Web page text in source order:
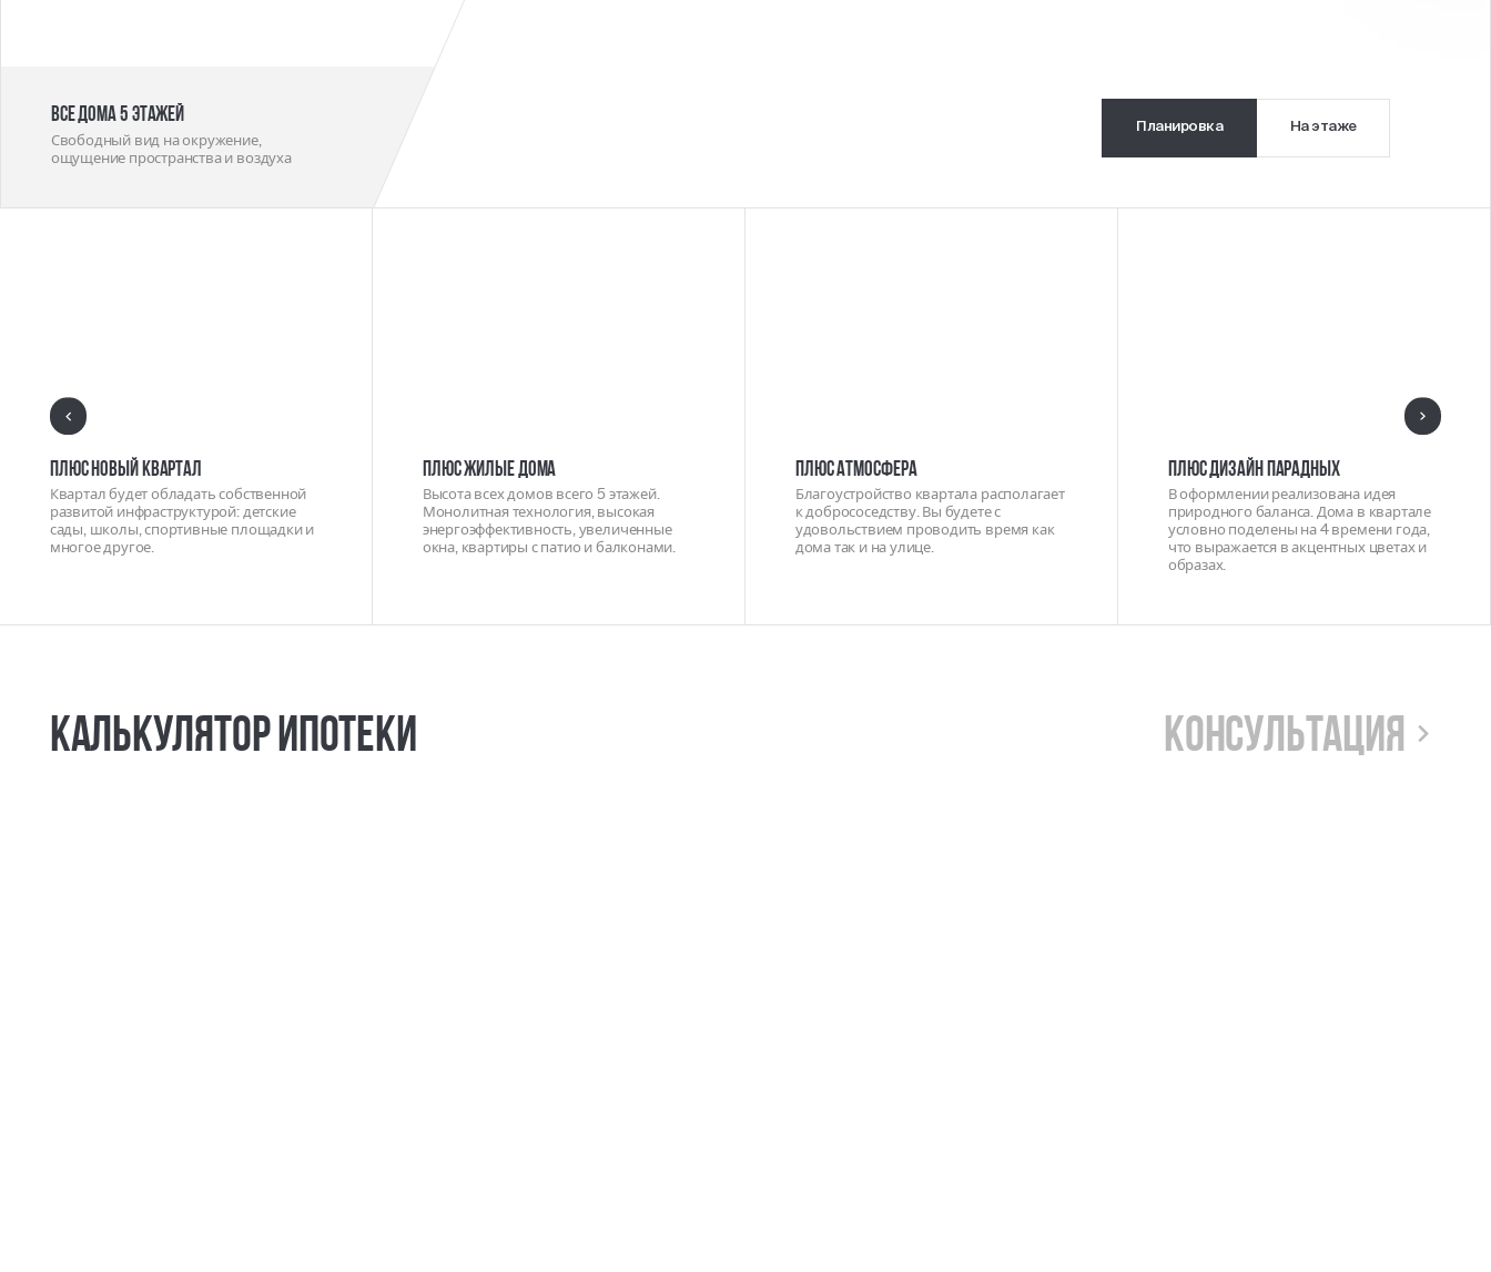
Все дома 5 этажей
Свободный вид на окружение,
ощущение пространства и воздуха
пространством для командных игр
Планировка На этаже
ПЛЮС НОВЫЙ КВАРТАЛ
Квартал будет обладать собственной
развитой инфраструктурой: детские
сады, школы, спортивные площадки и
многое другое.
ПЛЮС ЖИЛЫЕ ДОМА
Высота всех домов всего 5 этажей.
Монолитная технология, высокая
энергоэффективность, увеличенные
окна, квартиры с патио и балконами.
ПЛЮС АТМОСФЕРА
Благоустройство квартала располагает
к добрососедству. Вы будете с
удовольствием проводить время как
дома так и на улице.
ПЛЮС ДИЗАЙН ПАРАДНЫХ
В оформлении реализована идея
природного баланса. Дома в квартале
условно поделены на 4 времени года,
что выражается в акцентных цветах и
образах.
Калькулятор ипотеки Консультация